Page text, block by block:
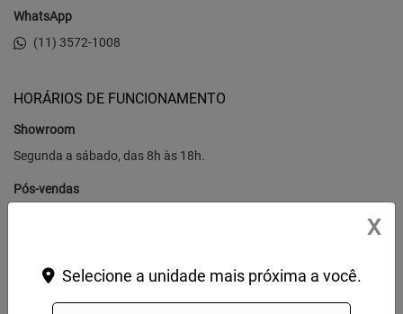
WhatsApp
(11) 3572-1008
HORÁRIOS DE FUNCIONAMENTO
Showroom
Segunda a sábado, das 8h às 18h.
Pós-vendas
X
Selecione a unidade mais próxima a você.